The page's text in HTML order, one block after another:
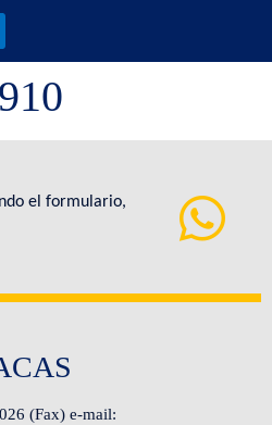
el formulario,
(Fax) e-mail: